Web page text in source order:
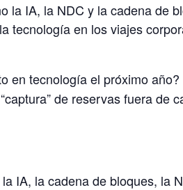
la IA, la NDC y la cadena de
tecnología en los viajes
en tecnología el próximo
de reservas fuera de
IA, la cadena de bloques, la